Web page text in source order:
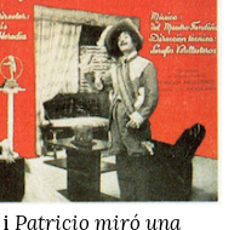
i Patricio miró una